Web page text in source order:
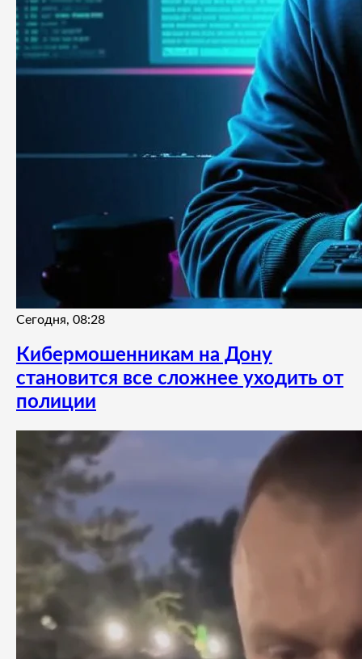
Сегодня, 08:28
Кибермошенникам на Дону
становится все сложнее уходить от
полиции